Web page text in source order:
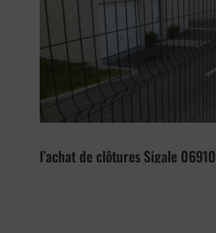
l’achat de clôtures Sigale 06910